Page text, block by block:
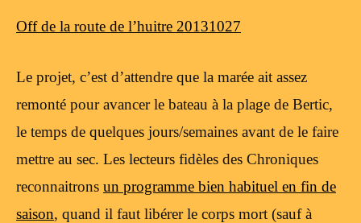
Off de la route de l’huitre 20131027
Le projet, c’est d’attendre que la marée ait assez
remonté pour avancer le bateau à la plage de Bertic,
le temps de quelques jours/semaines avant de le faire
mettre au sec. Les lecteurs fidèles des Chroniques
reconnaitrons un programme bien habituel en fin de
saison, quand il faut libérer le corps mort (sauf à